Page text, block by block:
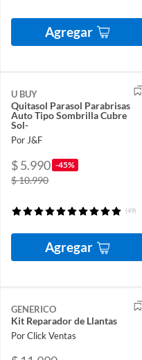
Agregar
U BUY
Quitasol Parasol Parabrisas
Auto Tipo Sombrilla Cubre
Sol-
Por J&F
$ 5.990 -45%
$ 10.990
(49)
Agregar
GENERICO
Kit Reparador de Llantas
Por Click Ventas